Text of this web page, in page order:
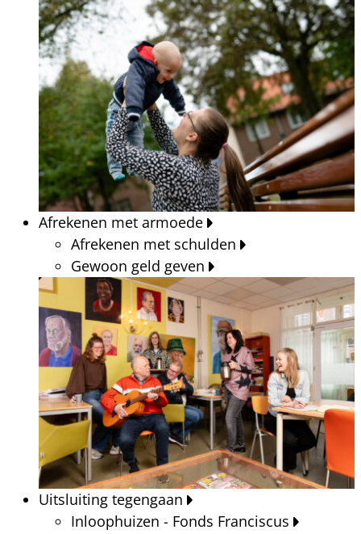
Afrekenen met armoede
Afrekenen met schulden
Gewoon geld geven
Uitsluiting tegengaan
Inloophuizen - Fonds Franciscus